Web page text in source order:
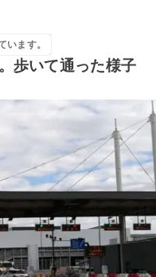
います。
歩いて通った様子